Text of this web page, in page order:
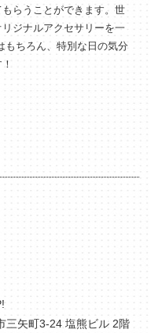
らうことができます。世
ジナルアクセサリーを一
もちろん、特別な日の気分
三矢町3-24 塩熊ビル 2階